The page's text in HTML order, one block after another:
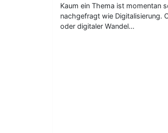
Kaum ein Thema ist momentan
nachgefragt wie Digitalisierung.
oder digitaler Wandel…